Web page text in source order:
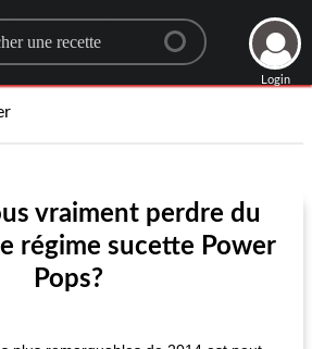
for a recipe
Login
vraiment perdre du
régime sucette Power
Pops?